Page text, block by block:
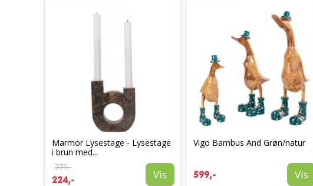
Marmor Lysestage - Lysestage
i brun med...
279,-
224,- Vis
Vigo Bambus And Grøn/natur
599,- Vis